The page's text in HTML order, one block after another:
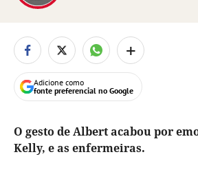
+
Adicione como
fonte preferencial no Google
O gesto de Albert acabou por
Kelly, e as enfermeiras.